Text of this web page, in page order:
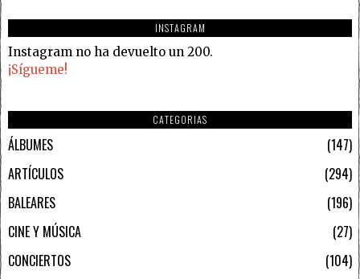
INSTAGRAM
Instagram no ha devuelto un 200.
¡Sígueme!
CATEGORIAS
ÁLBUMES
147
ARTÍCULOS
294
BALEARES
196
CINE Y MÚSICA
27
CONCIERTOS
104